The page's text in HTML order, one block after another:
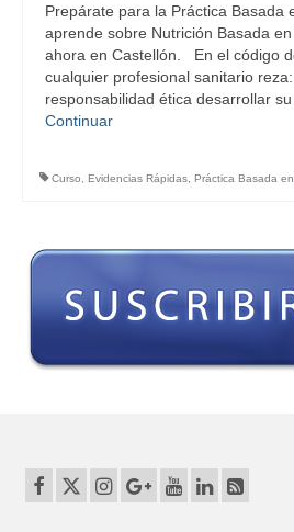
Prepárate para la Práctica Basada
aprende sobre Nutrición Basada en
ahora en Castellón. En el código
cualquier profesional sanitario
responsabilidad ética desarrollar
Continuar
Curso Evidencias Rápidas Práctica Basada